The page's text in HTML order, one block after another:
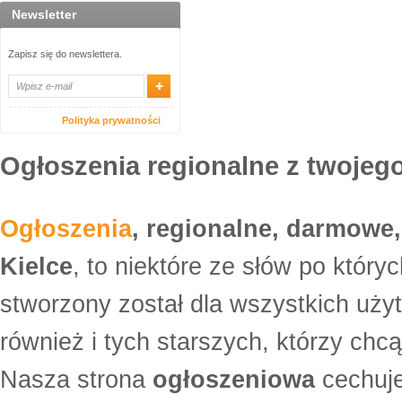
Newsletter
Zapisz się do newslettera.
Polityka prywatności
Ogłoszenia regionalne z
Ogłoszenia, regionalne,
Kielce, to niektóre ze słów po
stworzony został dla wszystkich
również i tych starszych, którzy
Nasza strona ogłoszeniowa